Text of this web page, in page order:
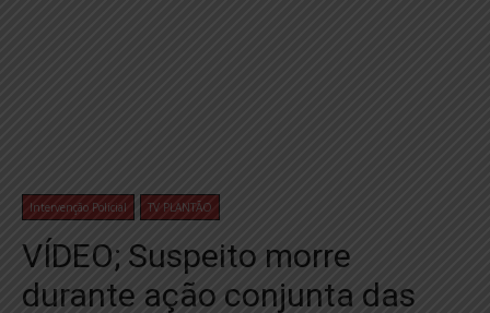
Intervenção Policial TV PLANTÃO
VÍDEO; Suspeito morre
durante ação conjunta das